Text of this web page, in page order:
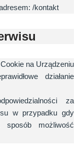
/kontakt
na Urządzeniu
działanie
za
w przypadku gdy
sposób możliwość